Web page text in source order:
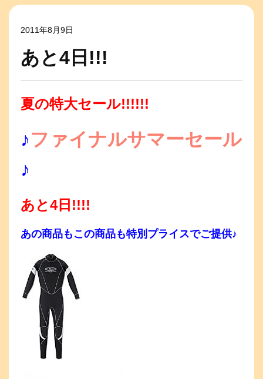
2011年8月9日
あと4日!!!
夏の特大セール!!!!!!
♪ファイナルサマーセール
♪
あと4日!!!!
あの商品もこの商品も特別プライスでご提供♪